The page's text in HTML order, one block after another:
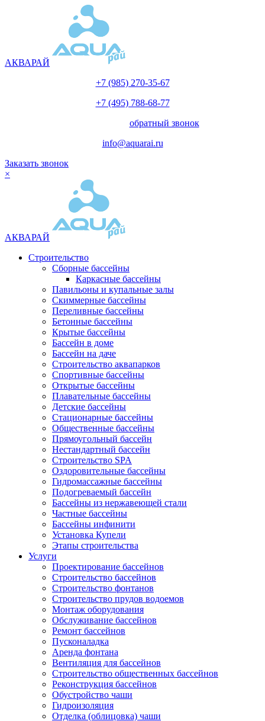
АКВАРАЙ
+7 (985) 270-35-67
+7 (495) 788-68-77
обратный звонок
info@aquarai.ru
Заказать звонок
×
АКВАРАЙ
Строительство
Сборные бассейны
Каркасные бассейны
Павильоны и купальные залы
Скиммерные бассейны
Переливные бассейны
Бетонные бассейны
Крытые бассейны
Бассейн в доме
Бассейн на даче
Строительство аквапарков
Спортивные бассейны
Открытые бассейны
Плавательные бассейны
Детские бассейны
Стационарные бассейны
Общественные бассейны
Прямоугольный бассейн
Нестандартный бассейн
Строительство SPA
Оздоровительные бассейны
Гидромассажные бассейны
Подогреваемый бассейн
Бассейны из нержавеющей стали
Частные бассейны
Бассейны инфинити
Установка Купели
Этапы строительства
Услуги
Проектирование бассейнов
Строительство бассейнов
Строительство фонтанов
Строительство прудов водоемов
Монтаж оборудования
Обслуживание бассейнов
Ремонт бассейнов
Пусконаладка
Аренда фонтана
Вентиляция для бассейнов
Строительство общественных бассейнов
Реконструкция бассейнов
Обустройство чаши
Гидроизоляция
Отделка (облицовка) чаши